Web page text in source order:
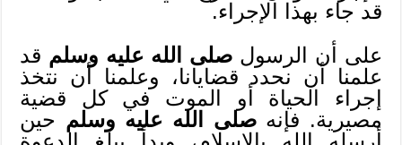
قد جاء بهذا الإجراء.
على أن الرسولصلى الله عليه وسلم قد
علمنا أن نحدد قضايانا، وعلمنا أن نتخذ
إجراء الحياة أو الموت في كل قضية
مصيرية. فإنهصلى الله عليه وسلم حين